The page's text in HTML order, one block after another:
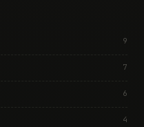
9
7
6
4